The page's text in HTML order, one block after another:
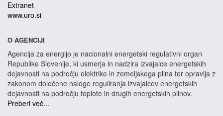
Extranet
www.uro.si
O AGENCIJI
Agencija za energijo je nacionalni energetski regulativni organ
Republike Slovenije, ki usmerja in nadzira izvajalce energetskih
dejavnosti na področju elektrike in zemeljskega plina ter opravlja z
zakonom določene naloge reguliranja izvajalcev energetskih
dejavnosti na področju toplote in drugih energetskih plinov.
Preberi več...